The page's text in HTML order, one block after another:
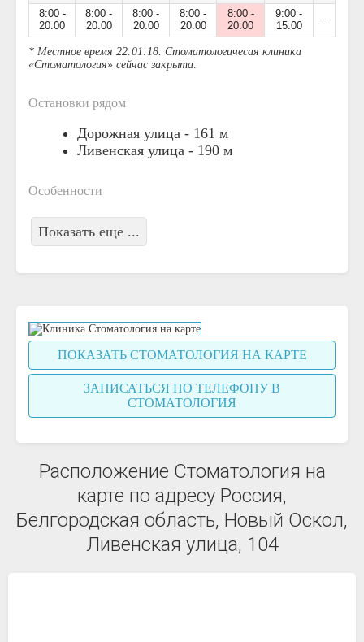
8:00 -
20:00
8:00 -
20:00
8:00 -
20:00
8:00 -
20:00
8:00 -
20:00
9:00 -
15:00
-
* Местное время 22:01:18. Стоматологичесая клиника
«Стоматология» сейчас закрыта.
Остановки рядом
Дорожная улица - 161 м
Ливенская улица - 190 м
Особенности
Показать еще ...
ПОКАЗАТЬ СТОМАТОЛОГИЯ НА КАРТЕ
ЗАПИСАТЬСЯ ПО ТЕЛЕФОНУ В
СТОМАТОЛОГИЯ
Расположение Стоматология на
карте по адресу Россия,
Белгородская область, Новый Оскол,
Ливенская улица, 104